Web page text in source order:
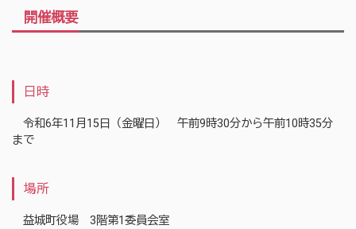
開催概要
日時
令和6年11月15日（金曜日） 午前9時30分から午前10時35分
まで
場所
益城町役場 3階第1委員会室